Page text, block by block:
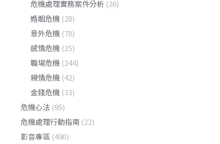
危機處理實務案件分析 (26)
婚姻危機 (28)
意外危機 (78)
感情危機 (25)
職場危機 (244)
親情危機 (42)
金錢危機 (33)
危機心法 (95)
危機處理行動指南 (22)
影音專區 (490)